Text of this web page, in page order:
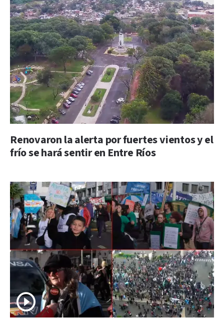
Renovaron la alerta por fuertes vientos y el
frío se hará sentir en Entre Ríos